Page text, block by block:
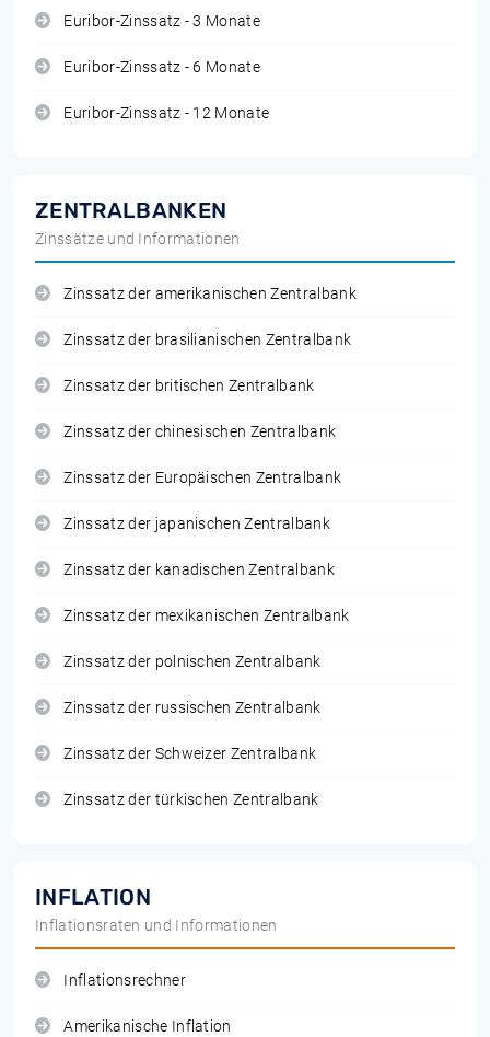
Euribor-Zinssatz - 3 Monate
Euribor-Zinssatz - 6 Monate
Euribor-Zinssatz - 12 Monate
ZENTRALBANKEN
Zinssätze und Informationen
Zinssatz der amerikanischen Zentralbank
Zinssatz der brasilianischen Zentralbank
Zinssatz der britischen Zentralbank
Zinssatz der chinesischen Zentralbank
Zinssatz der Europäischen Zentralbank
Zinssatz der japanischen Zentralbank
Zinssatz der kanadischen Zentralbank
Zinssatz der mexikanischen Zentralbank
Zinssatz der polnischen Zentralbank
Zinssatz der russischen Zentralbank
Zinssatz der Schweizer Zentralbank
Zinssatz der türkischen Zentralbank
INFLATION
Inflationsraten und Informationen
Inflationsrechner
Amerikanische Inflation